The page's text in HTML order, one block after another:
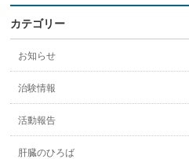
カテゴリー
お知らせ
治験情報
活動報告
肝臓のひろば